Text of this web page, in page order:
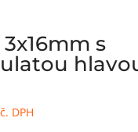
s
DPH